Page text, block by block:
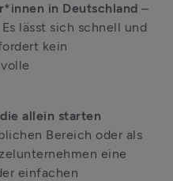
in Deutschland –
lässt sich schnell und
kein
allein starten
Bereich oder als
eine
einfachen